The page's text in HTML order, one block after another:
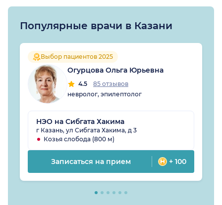
Популярные врачи в Казани
Выбор пациентов 2025
Огурцова Ольга Юрьевна
4.5
85 отзывов
невролог, эпилептолог
НЭО на Сибгата Хакима
г Казань, ул Сибгата Хакима, д 3
Козья слобода (800 м)
Записаться на прием + 100